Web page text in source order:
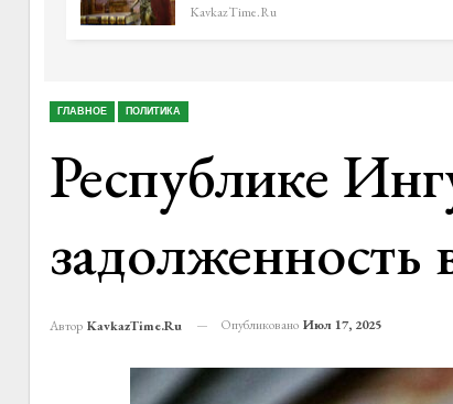
KavkazTime.ru
ГЛАВНОЕ ПОЛИТИКА
Республике
задолженность
Автор KavkazTime.ru Опубликовано Июл 17, 2025